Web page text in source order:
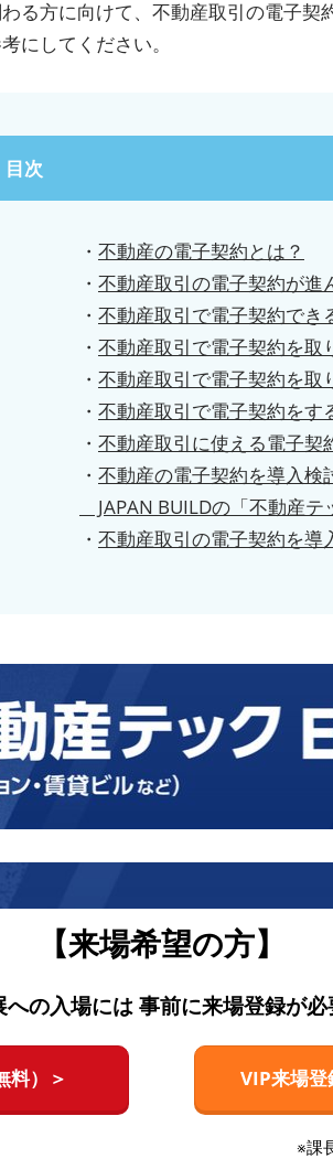
る方に向けて、不動産取引の電子
にしてください。
目次
・ 不動産の電子契約とは？
・ 不動産取引の電子契約が進
・ 不動産取引で電子契約でき
・ 不動産取引で電子契約を取
・ 不動産取引で電子契約を取
・ 不動産取引で電子契約をす
・ 不動産取引に使える電子契
・ 不動産の電子契約を導入検
JAPAN BUILDの「不動産テ
・ 不動産取引の電子契約を導
【来場希望の方】
の入場には 事前に来場登録が必
料）＞ VIP来場登
※課